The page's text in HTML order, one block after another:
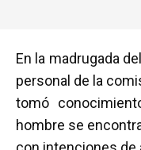
En la madrugada
personal de la
tomó
hombre se